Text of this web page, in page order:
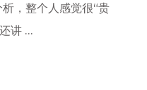
，整个人感觉很“贵
讲 …